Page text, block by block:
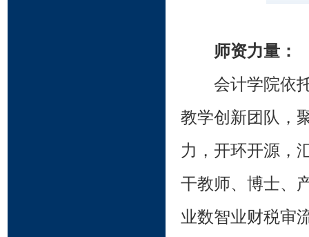
师资力量：
会计学院依
教学创新团队，
力，开环开源，
干教师、博士、
业数智业财税审